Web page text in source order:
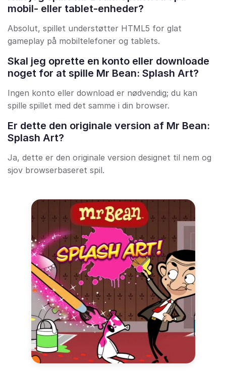
mobil- eller tablet-enheder?
Absolut, spillet understøtter HTML5 for glat
gameplay på mobiltelefoner og tablets.
Skal jeg oprette en konto eller downloade
noget for at spille Mr Bean: Splash Art?
Ingen konto eller download er nødvendig; du kan
spille spillet med det samme i din browser.
Er dette den originale version af Mr Bean:
Splash Art?
Ja, dette er den originale version designet til nem og
sjov browserbaseret spil.